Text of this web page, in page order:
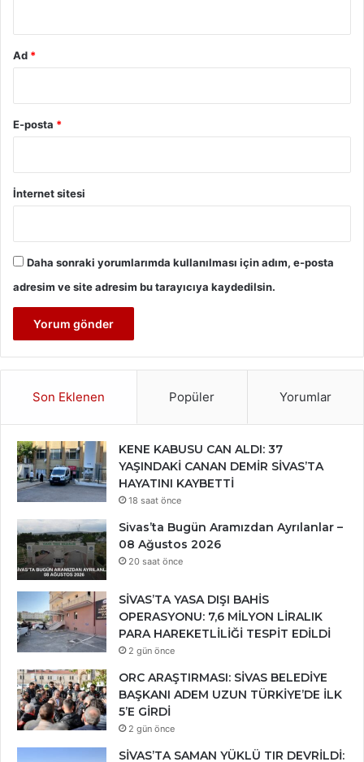
Ad *
E-posta *
İnternet sitesi
Daha sonraki yorumlarımda kullanılması için adım, e-posta
adresim ve site adresim bu tarayıcıya kaydedilsin.
Son Eklenen Popüler Yorumlar
KENE KABUSU CAN ALDI: 37
YAŞINDAKİ CANAN DEMİR SİVAS’TA
HAYATINI KAYBETTİ
18 saat önce
Sivas’ta Bugün Aramızdan Ayrılanlar –
08 Ağustos 2026
20 saat önce
SİVAS’TA YASA DIŞI BAHİS
OPERASYONU: 7,6 MİLYON LİRALIK
PARA HAREKETLİLİĞİ TESPİT EDİLDİ
2 gün önce
ORC ARAŞTIRMASI: SİVAS BELEDİYE
BAŞKANI ADEM UZUN TÜRKİYE’DE İLK
5’E GİRDİ
2 gün önce
SİVAS’TA SAMAN YÜKLÜ TIR DEVRİLDİ: